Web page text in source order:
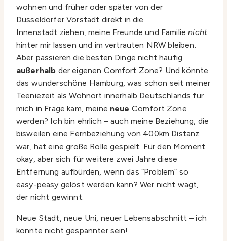
wohnen und früher oder später von der
Düsseldorfer Vorstadt direkt in die
Innenstadt ziehen, meine Freunde und Familienicht
hinter mir lassen und im vertrauten NRW bleiben.
Aber passieren die besten Dinge nicht häufig
außerhalb der eigenen Comfort Zone? Und könnte
das wunderschöne Hamburg, was schon seit meiner
Teeniezeit als Wohnort innerhalb Deutschlands für
mich in Frage kam, meine neue Comfort Zone
werden? Ich bin ehrlich – auch meine Beziehung, die
bisweilen eine Fernbeziehung von 400km Distanz
war, hat eine große Rolle gespielt. Für den Moment
okay, aber sich für weitere zwei Jahre diese
Entfernung aufbürden, wenn das “Problem” so
easy-peasy gelöst werden kann? Wer nicht wagt,
der nicht gewinnt.
Neue Stadt, neue Uni, neuer Lebensabschnitt – ich
könnte nicht gespannter sein!